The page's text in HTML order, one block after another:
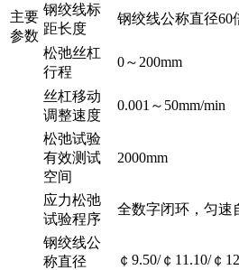
主要
参数
钢绞线标
距长度
钢绞线公称直径60
松弛丝杠
行程
0～200mm
丝杠移动
调整速度
0.001～50mm/min
松弛试验
有效测试
空间
2000mm
应力松弛
试验程序
全数字闭环，匀速
钢绞线公
称直径
￠9.50/￠11.10/￠